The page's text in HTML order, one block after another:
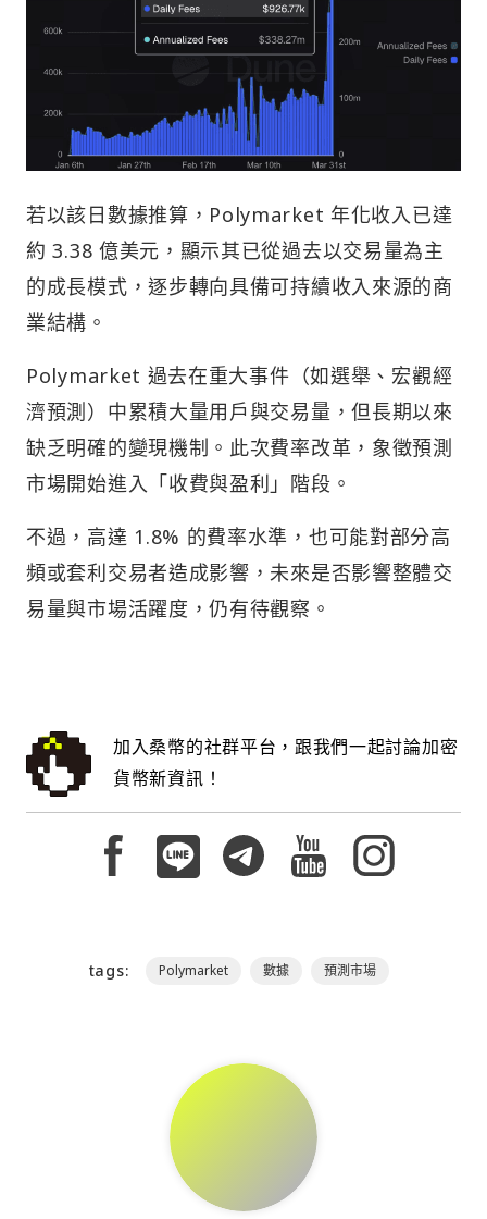
若以該日數據推算，Polymarket 年化收入已達
約 3.38 億美元，顯示其已從過去以交易量為主
的成長模式，逐步轉向具備可持續收入來源的商
業結構。
Polymarket 過去在重大事件（如選舉、宏觀經
濟預測）中累積大量用戶與交易量，但長期以來
缺乏明確的變現機制。此次費率改革，象徵預測
市場開始進入「收費與盈利」階段。
不過，高達 1.8% 的費率水準，也可能對部分高
頻或套利交易者造成影響，未來是否影響整體交
易量與市場活躍度，仍有待觀察。
加入桑幣的社群平台，跟我們一起討論加密
貨幣新資訊！
tags: Polymarket 數據 預測市場